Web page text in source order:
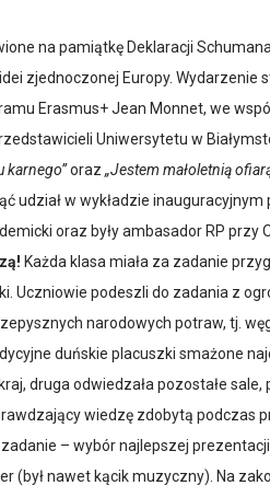
na pamiątkę Deklaracji
zjednoczonej Europy. Wydarzenie
Erasmus+ Jean Monnet, we
Uniwersytetu w
karnego”oraz „Jestem małoletnią
udział w wykładzie inauguracyjnym
oraz były ambasador RP przy
Każda klasa miała za zadanie
Uczniowie podeszli do zadania z
narodowych potraw, tj.
duńskie placuszki smażone
druga odwiedzała pozostałe sale,
wiedzę zdobytą podczas
– wybór najlepszej
(był nawet kącik muzyczny). Na